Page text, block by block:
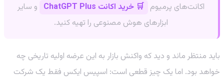
اکانت‌های پرمیوم 🛒 خرید اکانت ChatGPT Plus
و سایر
ابزارهای هوش مصنوعی را تهیه کنید.
باید منتظر ماند و دید که واکنش بازار به این عرضه اولیه تاریخی چه
خواهد بود. اما یک چیز قطعی است: اسپیس ایکس فقط یک شرکت